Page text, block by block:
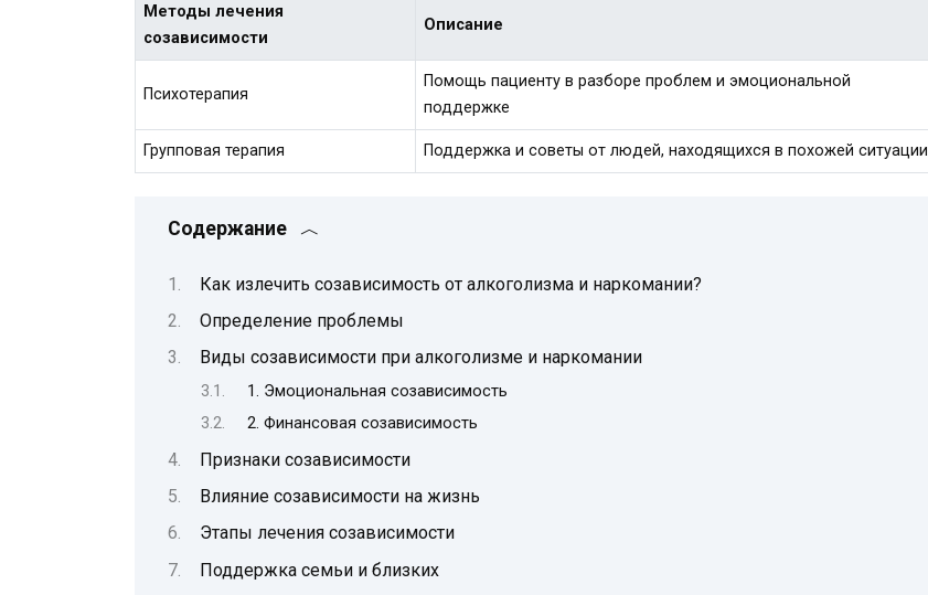
Методы лечения
созависимости
Описание
Психотерапия
Помощь пациенту в разборе проблем и эмоциональной
поддержке
Групповая терапия Поддержка и советы от людей, находящихся в похожей ситуации
Содержание
Как излечить созависимость от алкоголизма и наркомании?
Определение проблемы
Виды созависимости при алкоголизме и наркомании
1. Эмоциональная созависимость
2. Финансовая созависимость
Признаки созависимости
Влияние созависимости на жизнь
Этапы лечения созависимости
Поддержка семьи и близких